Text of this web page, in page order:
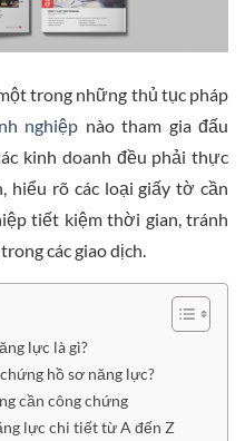
trong những thủ tục pháp
nghiệp nào tham gia đấu
kinh doanh đều phải thực
hiểu rõ các loại giấy tờ cần
tiết kiệm thời gian, tránh
các giao dịch.
lực là gì?
hồ sơ năng lực?
cần công chứng
lực chi tiết từ A đến Z